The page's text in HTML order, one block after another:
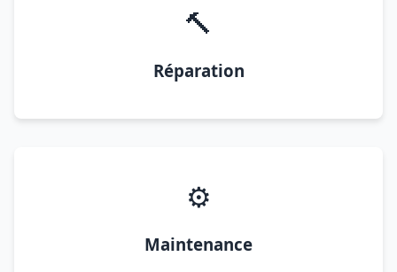
🔨
Réparation
⚙️
Maintenance